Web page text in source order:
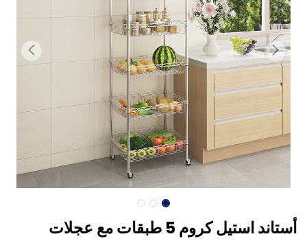
أستاند استيل كروم 5 طبقات مع عجلات